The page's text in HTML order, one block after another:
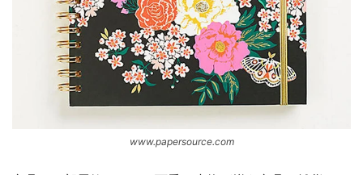
www.papersource.com